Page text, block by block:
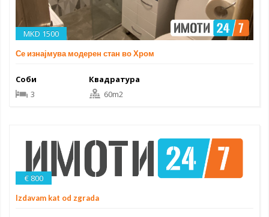
MKD 1500
Се изнајмува модерен стан во Хром
Соби
3
Квадратура
60m2
€ 800
Izdavam kat od zgrada